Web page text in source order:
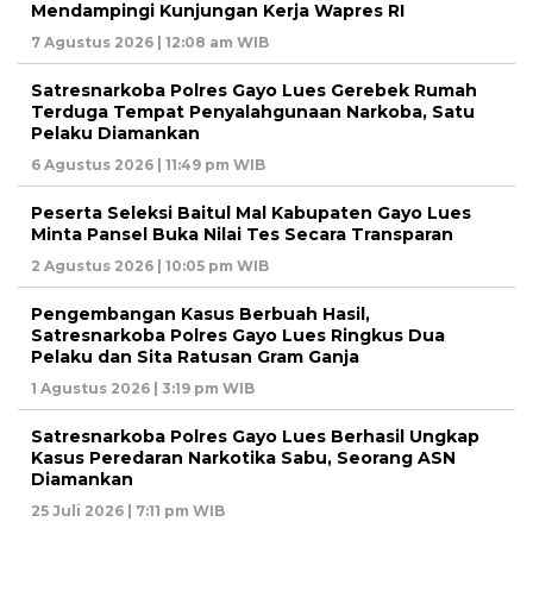
Mendampingi Kunjungan Kerja Wapres RI
7 Agustus 2026 | 12:08 am WIB
Satresnarkoba Polres Gayo Lues Gerebek Rumah
Terduga Tempat Penyalahgunaan Narkoba, Satu
Pelaku Diamankan
6 Agustus 2026 | 11:49 pm WIB
Peserta Seleksi Baitul Mal Kabupaten Gayo Lues
Minta Pansel Buka Nilai Tes Secara Transparan
2 Agustus 2026 | 10:05 pm WIB
Pengembangan Kasus Berbuah Hasil,
Satresnarkoba Polres Gayo Lues Ringkus Dua
Pelaku dan Sita Ratusan Gram Ganja
1 Agustus 2026 | 3:19 pm WIB
Satresnarkoba Polres Gayo Lues Berhasil Ungkap
Kasus Peredaran Narkotika Sabu, Seorang ASN
Diamankan
25 Juli 2026 | 7:11 pm WIB